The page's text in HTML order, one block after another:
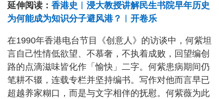
延伸阅读： 香港史︱浸大教授讲解民生书院早年历史
为何能成为知识分子避风港？︱开卷乐
在1990年香港电台节目《创意人》的访谈中，何紫坦
言自己性情低欲望、不慕奢，不执着成败，回望编创
路的点滴滋味皆化作「愉快」二字。何紫患病期间仍
笔耕不辍，连载专栏并坚持编书。写作对他而言早已
超越养家糊口，而是与文字相伴的抚慰。何紫薇为此